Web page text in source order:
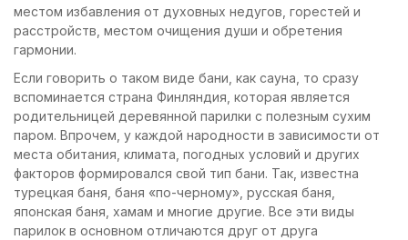
местом избавления от духовных недугов, горестей и
расстройств, местом очищения души и обретения
гармонии.
Если говорить о таком виде бани, как сауна, то сразу
вспоминается страна Финляндия, которая является
родительницей деревянной парилки с полезным сухим
паром. Впрочем, у каждой народности в зависимости от
места обитания, климата, погодных условий и других
факторов формировался свой тип бани. Так, известна
турецкая баня, баня «по-черному», русская баня,
японская баня, хамам и многие другие. Все эти виды
парилок в основном отличаются друг от друга